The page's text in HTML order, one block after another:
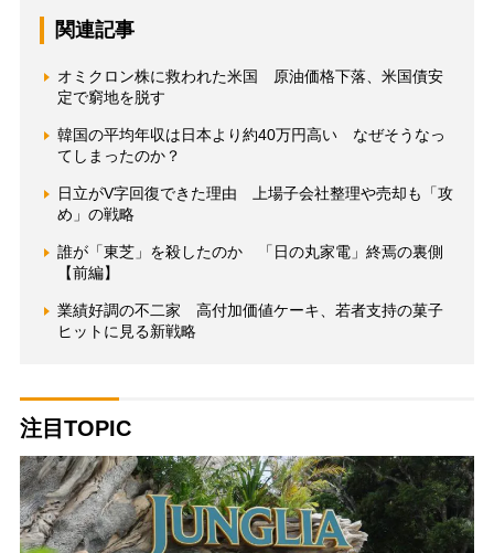
関連記事
オミクロン株に救われた米国 原油価格下落、米国債安
定で窮地を脱す
韓国の平均年収は日本より約40万円高い なぜそうなっ
てしまったのか？
日立がV字回復できた理由 上場子会社整理や売却も「攻
め」の戦略
誰が「東芝」を殺したのか 「日の丸家電」終焉の裏側
【前編】
業績好調の不二家 高付加価値ケーキ、若者支持の菓子
ヒットに見る新戦略
注目TOPIC